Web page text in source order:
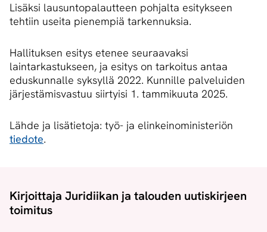
Lisäksi lausuntopalautteen pohjalta esitykseen
tehtiin useita pienempiä tarkennuksia.
Hallituksen esitys etenee seuraavaksi
laintarkastukseen, ja esitys on tarkoitus antaa
eduskunnalle syksyllä 2022. Kunnille palveluiden
järjestämisvastuu siirtyisi 1. tammikuuta 2025.
Lähde ja lisätietoja: työ- ja elinkeinoministeriön
tiedote.
Kirjoittaja Juridiikan ja talouden uutiskirjeen
toimitus